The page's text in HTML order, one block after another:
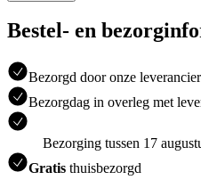
Bestel- en
Bezorgd door onze leverancier
Bezorgdag in overleg met
Bezorging tussen 17
Gratis thuisbezorgd